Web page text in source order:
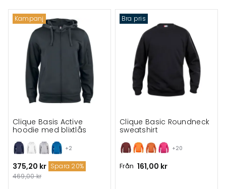
Kampanj
+2
Clique Basis Active
hoodie med blixtlås
375,20 kr Spara 20%
469,00 kr
Bra pris
+20
Clique Basic Roundneck
sweatshirt
Från 161,00 kr